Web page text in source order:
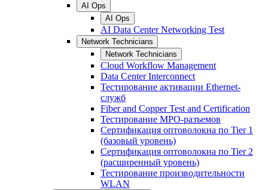
AI Ops
AI Ops
AI Data Center Networking Test
Network Technicians
Network Technicians
Cloud Workflow Management
Data Center Interconnect
Тестирование активации Ethernet-
служб
Fiber and Copper Test and Certification
Тестирование МРО-разъемов
Сертификация оптоволокна по Tier 1
(базовый уровень)
Сертификация оптоволокна по Tier 2
(расширенный уровень)
Тестирование производительности
WLAN